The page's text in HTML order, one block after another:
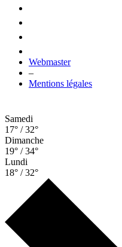
Webmaster
–
Mentions légales
Samedi
17° / 32°
Dimanche
19° / 34°
Lundi
18° / 32°